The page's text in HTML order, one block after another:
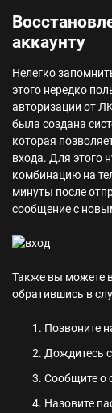
аккаунту
Нелегко
этого нередко
авторизации от
была создана
которая
входа. Для этого
комбинацию на
минуты после
сообщение с
Также вы можете
обратившись в
Позвоните
Дождитесь
Сообщите о
Назовите